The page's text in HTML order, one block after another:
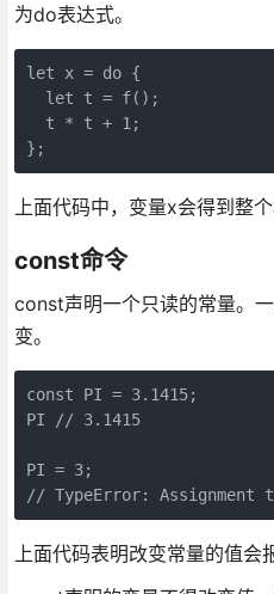
为do表达式。
let x = do {
  let t = f();
  t * t + 1;
上面代码中，变量x会得到整
const命令
const声明一个只读的常量。
变。
const PI = 3.1415;
PI // 3.1415
PI = 3;
上面代码表明改变常量的值会